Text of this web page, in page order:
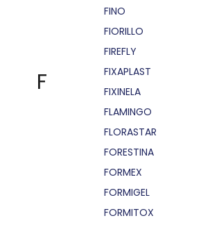
F
FINO
FIORILLO
FIREFLY
FIXAPLAST
FIXINELA
FLAMINGO
FLORASTAR
FORESTINA
FORMEX
FORMIGEL
FORMITOX